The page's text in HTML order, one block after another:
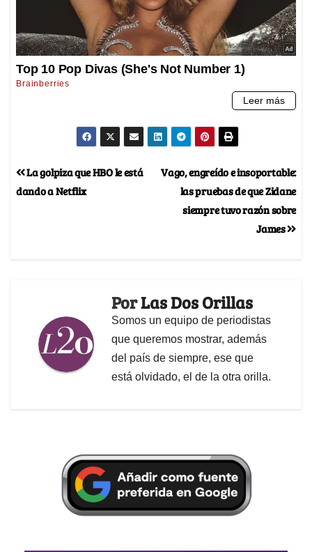
Vago, engreído e insoportable:
las pruebas de que Zidane
siempre tuvo razón sobre
James
La golpiza que HBO le está
dando a Netflix
PorLas Dos Orillas
Somos un equipo de periodistas
que queremos mostrar, además
del país de siempre, ese que
está olvidado, el de la otra orilla.